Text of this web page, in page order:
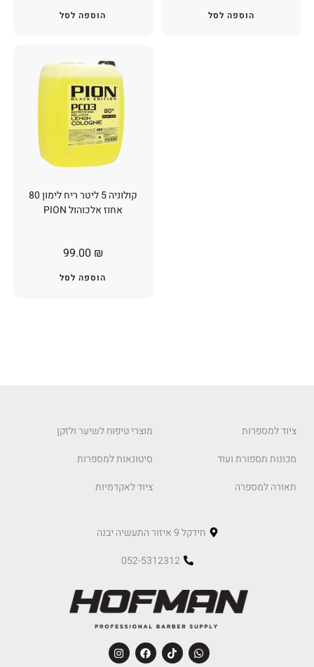
הוספה לסל הוספה לסל
קולוניה 5 ליטר ריח לימון 80
אחוז אלכוהול PION
99.00 ₪
הוספה לסל
ציוד למספרות
מכונות תספורת ועוד
תאורה למספרה
מוצרי טיפוח לשיער ולזקן
סיטונאות למספרות
ציוד לאקדמיות
חידקל 9 איזור התעשיה יבנה
052-5312312